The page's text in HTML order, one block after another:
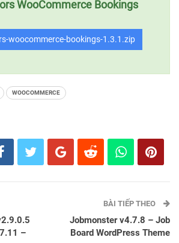
WooCommerce Bookings
woocommerce-bookings-1.3.1.zip
WOOCOMMERCE
–
BÀI TIẾP THEO
Jobmonster v4.7.8 – Job
Board WordPress Theme